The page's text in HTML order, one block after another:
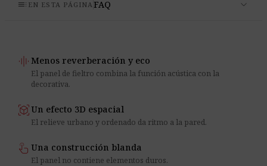
toc EN ESTA PÁGINA FAQ expand_more
graphic_eq Menos reverberación y eco
El panel de fieltro combina la función acústica con la
decorativa.
view_in_ar Un efecto 3D espacial
El relieve urbano y ordenado da ritmo a la pared.
touch_app Una construcción blanda
El panel no contiene elementos duros.